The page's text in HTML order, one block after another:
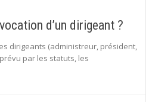
d’un dirigeant ?
dirigeants (administreur, président,
par les statuts, les